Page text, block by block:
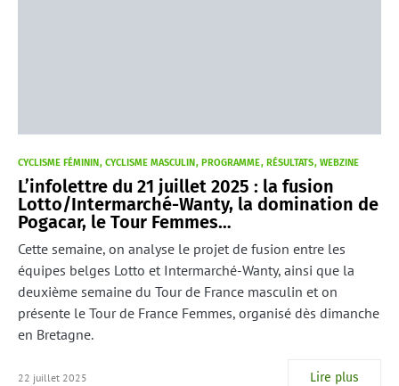
CYCLISME FÉMININ CYCLISME MASCULIN PROGRAMME RÉSULTATS WEBZINE
L’infolettre du 21 juillet 2025 : la fusion
Lotto/Intermarché-Wanty, la domination de
Pogacar, le Tour Femmes…
Cette semaine, on analyse le projet de fusion entre les
équipes belges Lotto et Intermarché-Wanty, ainsi que la
deuxième semaine du Tour de France masculin et on
présente le Tour de France Femmes, organisé dès dimanche
en Bretagne.
22 juillet 2025 Lire plus